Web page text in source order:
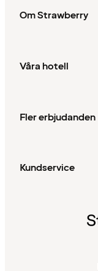
Om Strawberry
Våra hotell
Fler erbjudanden
Kundservice